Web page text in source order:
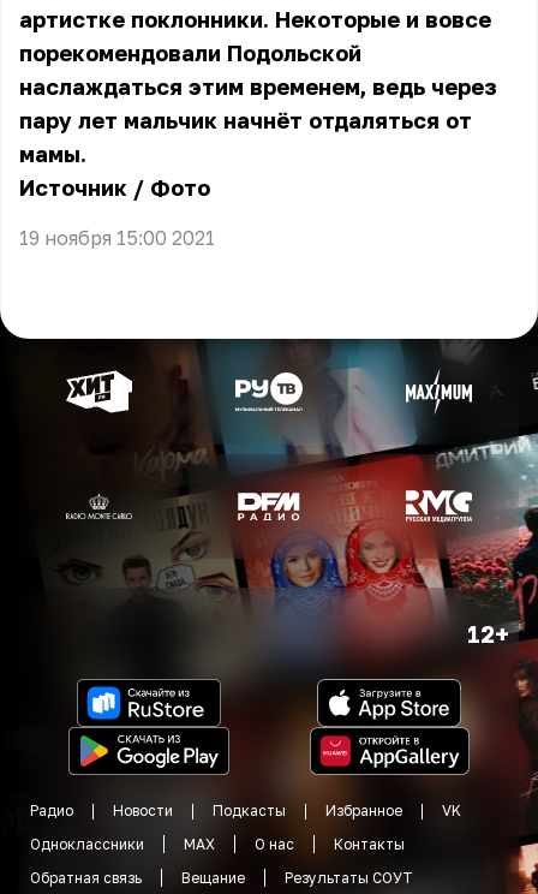
артистке поклонники. Некоторые и вовсе
порекомендовали Подольской
наслаждаться этим временем, ведь через
пару лет мальчик начнёт отдаляться от
мамы.
Источник / Фото
19 ноября 15:00 2021
12+
Радио Новости Подкасты Избранное
VK
Одноклассники
MAX О нас
Контакты
Обратная связь
Вещание Результаты СОУТ